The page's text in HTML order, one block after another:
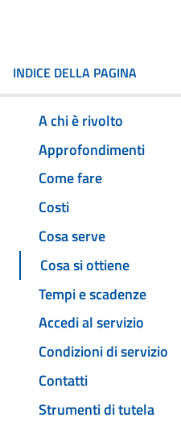
INDICE DELLA PAGINA
A chi è rivolto
Approfondimenti
Come fare
Costi
Cosa serve
Cosa si ottiene
Tempi e scadenze
Accedi al servizio
Condizioni di servizio
Contatti
Strumenti di tutela